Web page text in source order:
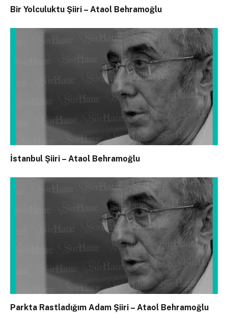
Bir Yolculuktu Şiiri – Ataol Behramoğlu
İstanbul Şiiri – Ataol Behramoğlu
Parkta Rastladığım Adam Şiiri – Ataol Behramoğlu